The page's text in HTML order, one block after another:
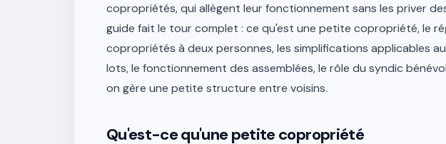
copropriétés, qui allègent leur fonctionnement sans les priver
guide fait le tour complet : ce qu'est une petite copropriété, le
copropriétés à deux personnes, les simplifications applicables
lots, le fonctionnement des assemblées, le rôle du syndic
on gère une petite structure entre voisins.
Qu'est-ce qu'une petite copropriété